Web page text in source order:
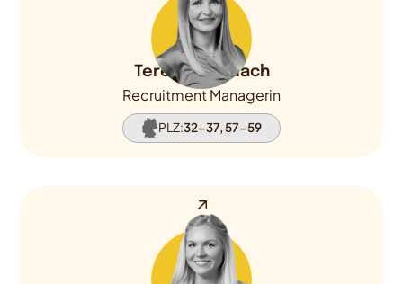
Tereza Kolodach
Recruitment Managerin
PLZ:32-37, 57-59